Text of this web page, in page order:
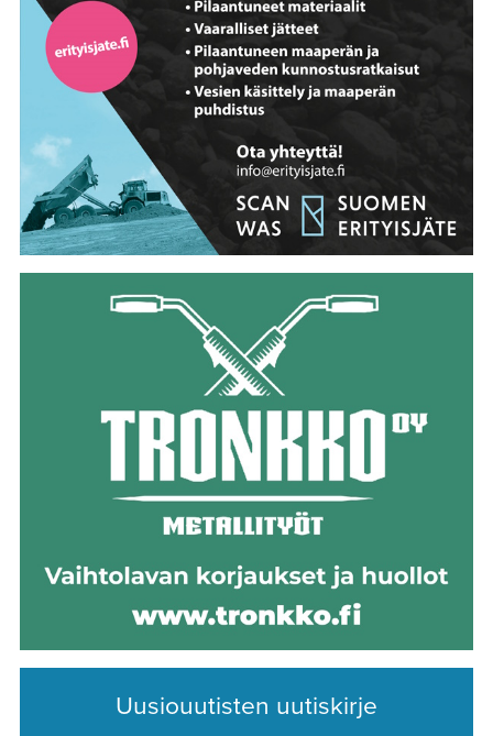
Uusiouutisten uutiskirje